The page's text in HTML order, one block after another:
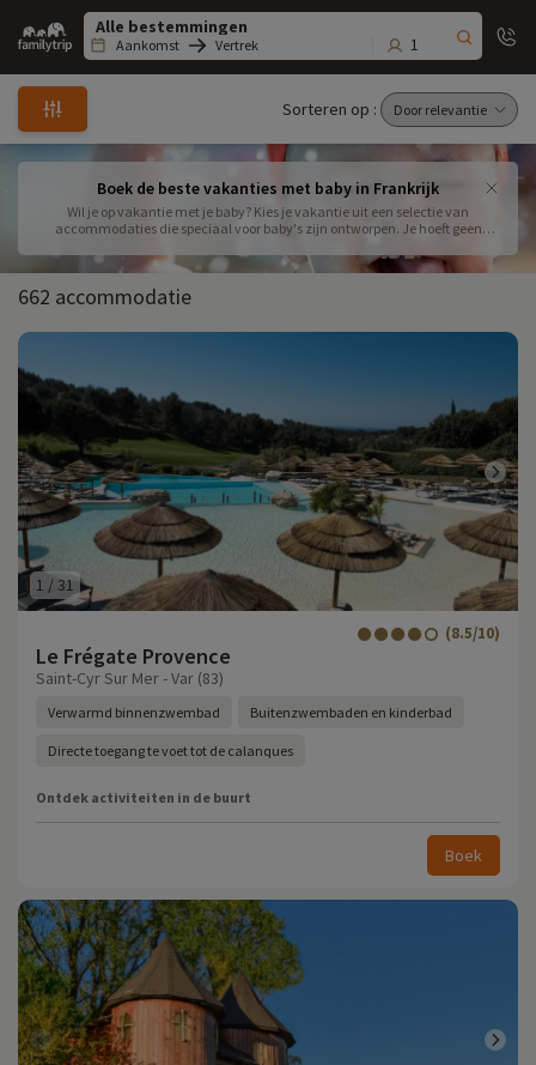
Family
trip
Aankomst Vertrek 1
Sorteren op :
Boek de beste vakanties met baby in Frankrijk
Wil je op vakantie met je baby? Kies je vakantie uit een selectie van
accommodaties die speciaal voor baby's zijn ontworpen. Je hoeft geen
accommodatie en geniet van een ontspannen vakantie! Familytrip heeft al
deze accommodaties in heel Frankrijk voor je geselecteerd! Als je een
gezinsreis met je kind wilt maken, hebben we een ruime keuze aan
ons te bellen en boek uw accommodatie op 09.72.26.99.33 zodat u kunt
662 accommodatie
1 /31
Le Frégate Provence
(8.5/10)
Saint-Cyr Sur Mer - Var (83)
Verwarmd binnenzwembad Buitenzwembaden en kinderbad
Directe toegang te voet tot de calanques
Ontdek activiteiten in de buurt
Boek